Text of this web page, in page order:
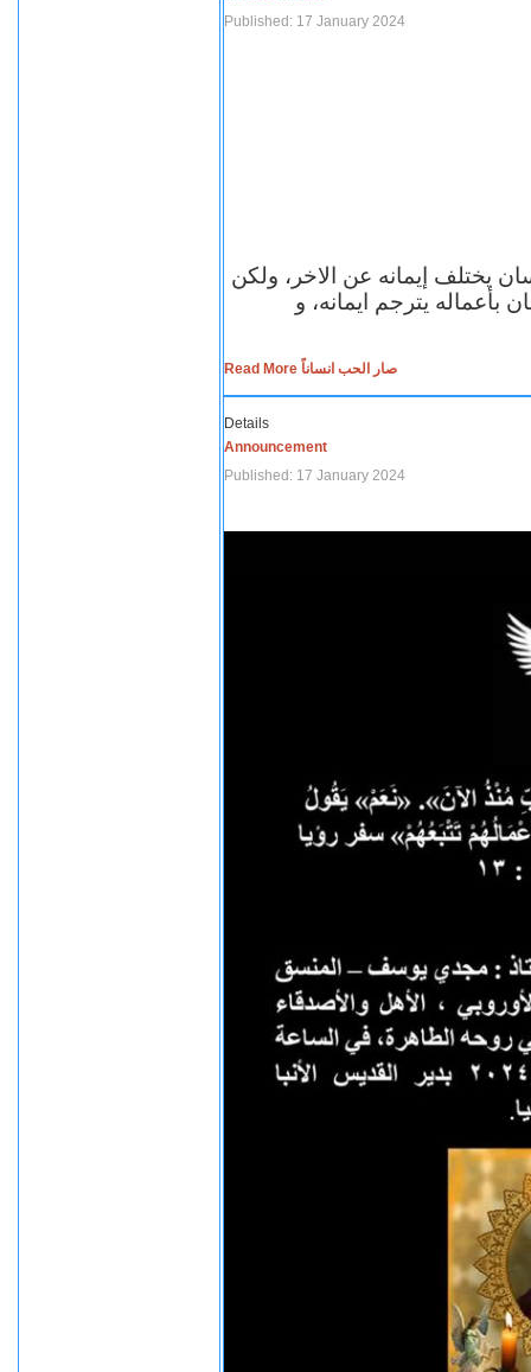
Published: 17 January 2024
يختلف إيمانه عن الاخر، ولكن
بأعماله يترجم ايمانه، و
Read More صار الحب انساناً
Details
Announcement
Published: 17 January 2024